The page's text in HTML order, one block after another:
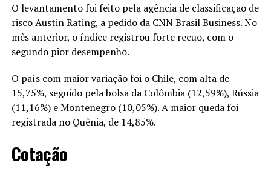
O levantamento foi feito pela agência de classificação de
risco Austin Rating, a pedido da CNN Brasil Business. No
mês anterior, o índice registrou forte recuo, com o
segundo pior desempenho.
O país com maior variação foi o Chile, com alta de
15,75%, seguido pela bolsa da Colômbia (12,59%), Rússia
(11,16%) e Montenegro (10,05%). A maior queda foi
registrada no Quênia, de 14,85%.
Cotação